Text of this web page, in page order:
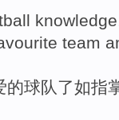
team
的球队了如指